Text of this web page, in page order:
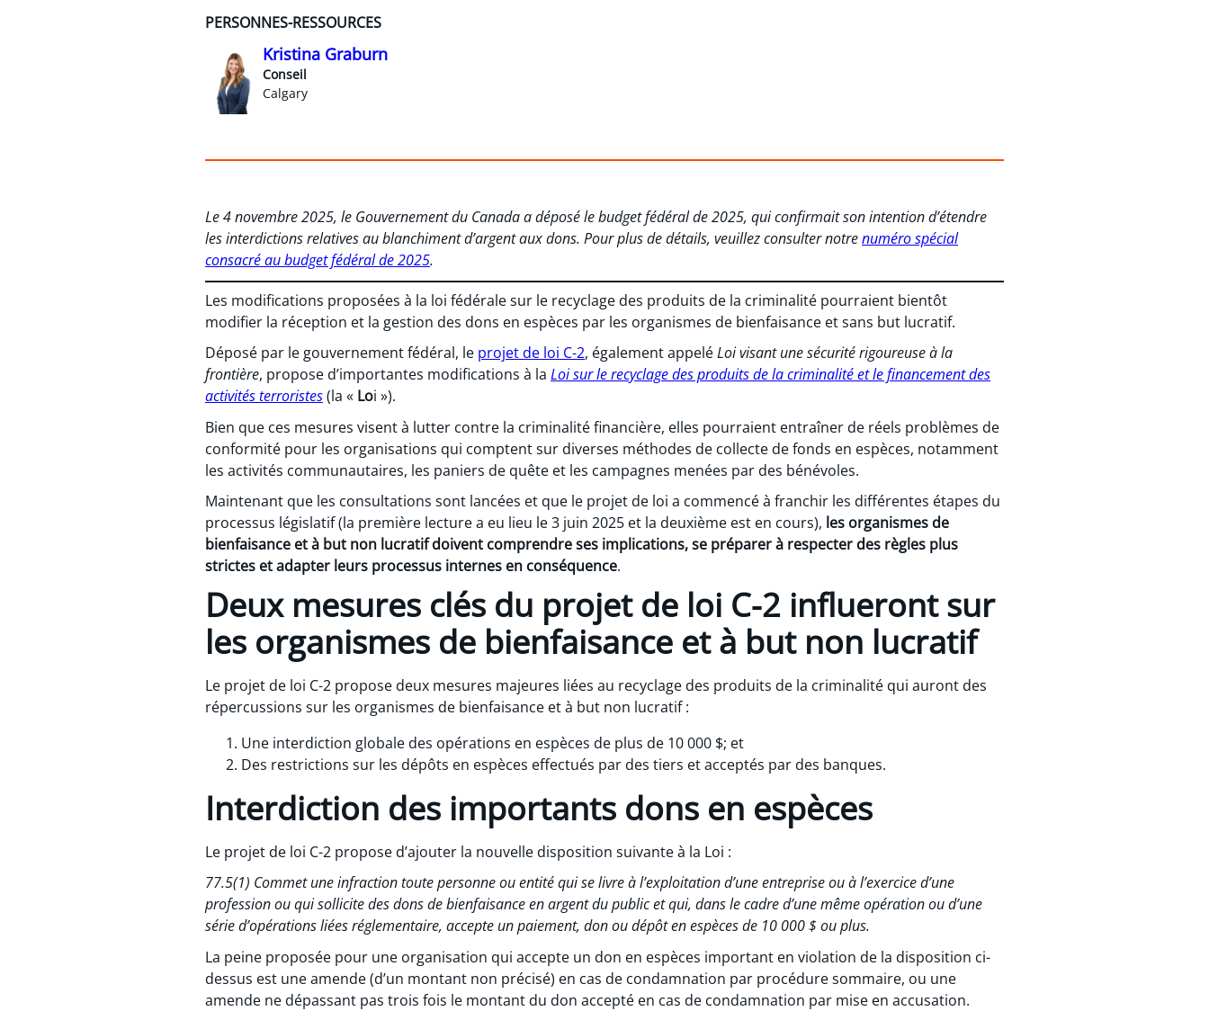
PERSONNES-RESSOURCES
Kristina Graburn
Conseil
Calgary
Le 4 novembre 2025, le Gouvernement du Canada a déposé le budget fédéral de 2025, qui confirmait son intention d’étendre
les interdictions relatives au blanchiment d’argent aux dons. Pour plus de détails, veuillez consulter notrenuméro spécial
consacré au budget fédéral de 2025.
Les modifications proposées à la loi fédérale sur le recyclage des produits de la criminalité pourraient bientôt
modifier la réception et la gestion des dons en espèces par les organismes de bienfaisance et sans but lucratif.
Déposé par le gouvernement fédéral, le projet de loi C-2, également appeléLoi visant une sécurité rigoureuse à la
frontière, propose d’importantes modifications à la Loi sur le recyclage des produits de la criminalité et le financement des
activités terroristes(la « Loi »).
Bien que ces mesures visent à lutter contre la criminalité financière, elles pourraient entraîner de réels problèmes de
conformité pour les organisations qui comptent sur diverses méthodes de collecte de fonds en espèces, notamment
les activités communautaires, les paniers de quête et les campagnes menées par des bénévoles.
Maintenant que les consultations sont lancées et que le projet de loi a commencé à franchir les différentes étapes du
processus législatif (la première lecture a eu lieu le 3 juin 2025 et la deuxième est en cours), les organismes de
bienfaisance et à but non lucratif doivent comprendre ses implications, se préparer à respecter des règles plus
strictes et adapter leurs processus internes en conséquence.
Deux mesures clés du projet de loi C-2 influeront sur
les organismes de bienfaisance et à but non lucratif
Le projet de loi C-2 propose deux mesures majeures liées au recyclage des produits de la criminalité qui auront des
répercussions sur les organismes de bienfaisance et à but non lucratif :
Une interdiction globale des opérations en espèces de plus de 10 000 $; et
Des restrictions sur les dépôts en espèces effectués par des tiers et acceptés par des banques.
Interdiction des importants dons en espèces
Le projet de loi C-2 propose d’ajouter la nouvelle disposition suivante à la Loi :
77.5(1) Commet une infraction toute personne ou entité qui se livre à l’exploitation d’une entreprise ou à l’exercice d’une
profession ou qui sollicite des dons de bienfaisance en argent du public et qui, dans le cadre d’une même opération ou d’une
série d’opérations liées réglementaire, accepte un paiement, don ou dépôt en espèces de 10 000 $ ou plus.
La peine proposée pour une organisation qui accepte un don en espèces important en violation de la disposition ci-
dessus est une amende (d’un montant non précisé) en cas de condamnation par procédure sommaire, ou une
amende ne dépassant pas trois fois le montant du don accepté en cas de condamnation par mise en accusation.